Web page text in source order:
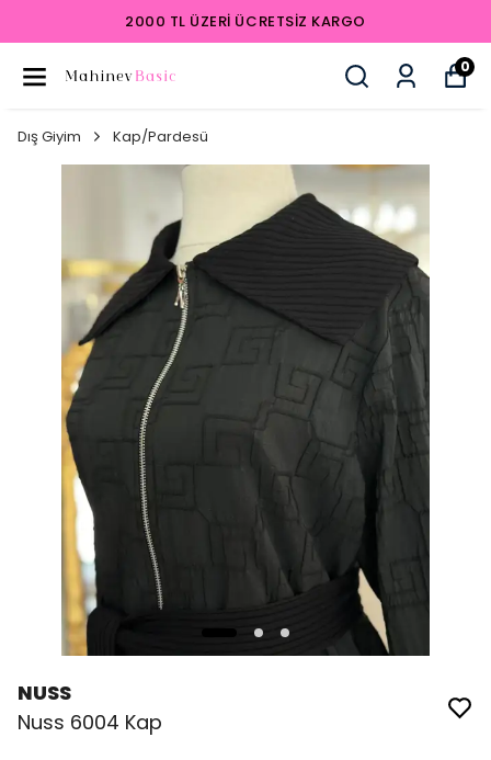
2000 TL ÜZERI ÜCRETSIZ KARGO
0
Dış Giyim Kap/Pardesü
NUSS
Nuss 6004 Kap